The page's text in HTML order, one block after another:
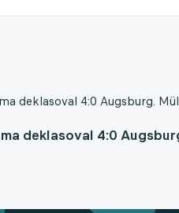
deklasoval 4:0 Augsburg.
deklasoval 4:0